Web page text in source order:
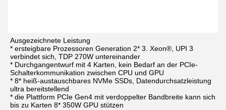
Ausgezeichnete Leistung
* ersteigbare Prozessoren Generation 2* 3. Xeon®, UPI 3
verbindet sich, TDP 270W untereinander
* Durchgangentwurf mit 4 Karten, kein Bedarf an der PCIe-
Schalterkommunikation zwischen CPU und GPU
* 8* heiß-austauschbares NVMe SSDs, Datendurchsatzleistung
ultra bereitstellend
* die Plattform PCIe Gen4 mit verdoppelter Bandbreite kann sich
bis zu Karten 8* 350W GPU stützen